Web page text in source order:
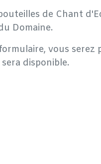
de Chant
Domaine.
vous serez
disponible.